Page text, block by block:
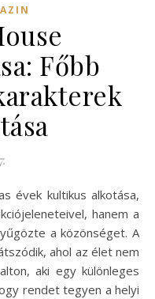
Főbb
hanem a
a közönséget. A
ahol az élet nem
aki egy különleges
rendet tegyen a helyi